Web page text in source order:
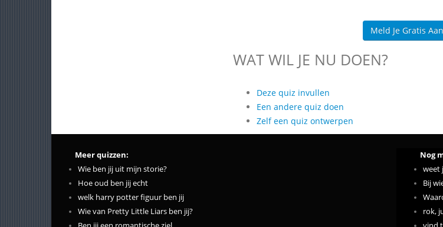
Meld Je Gratis
WAT WIL JE NU DOEN?
Deze quiz invullen
Een andere quiz doen
Zelf een quiz ontwerpen
Meer quizzen:
Wie ben jij uit mijn storie?
Hoe oud ben jij echt
welk harry potter figuur ben jij
Wie van Pretty Little Liars ben jij?
Nog
weet
Bij
rok,